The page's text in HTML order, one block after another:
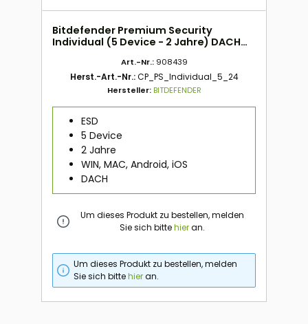
Bitdefender Premium Security
Individual (5 Device - 2 Jahre) DACH
Art.-Nr.: 908439
Herst.-Art.-Nr.:CP_PS_Individual_5_24
Hersteller:BITDEFENDER
ESD
5 Device
2 Jahre
WIN, MAC, Android, iOS
DACH
Um dieses Produkt zu bestellen, melden
Sie sich bittehieran.
Um dieses Produkt zu bestellen, melden
Sie sich bittehieran.